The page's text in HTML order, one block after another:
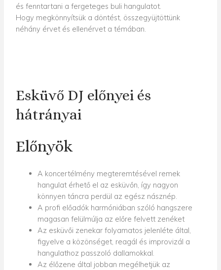
és fenntartani a fergeteges buli hangulatot.
Hogy megkönnyítsük a döntést, összegyüjtöttünk
néhány érvet és ellenérvet a témában.
Esküvő DJ előnyei és
hátrányai
Előnyök
A koncertélmény megteremtésével remek
hangulat érhető el az esküvőn, így nagyon
könnyen táncra perdül az egész násznép.
A profi előadók harmóniában szóló hangszere
magasan felülmúlja az előre felvett zenéket
Az esküvői zenekar folyamatos jelenléte által,
figyelve a közönséget, reagál és improvizál a
hangulathoz passzoló dallamokkal.
Az élőzene által jobban megélhetjük az